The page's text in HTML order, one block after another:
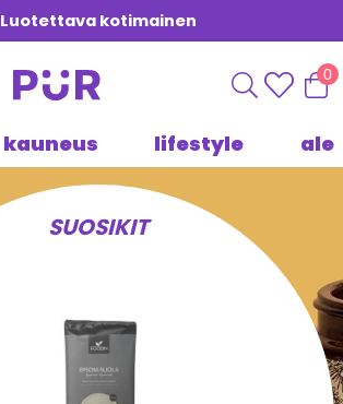
Luotettava kotimainen
0
kauneus lifestyle ale
SUOSIKIT